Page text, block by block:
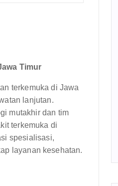
Timur
terkemuka di Jawa
lanjutan.
mutakhir dan tim
terkemuka di
spesialisasi,
layanan kesehatan.